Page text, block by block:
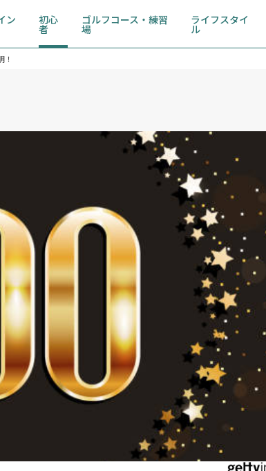
ン 初心
者
ゴルフコース・練習
場
ライフスタイ
ル